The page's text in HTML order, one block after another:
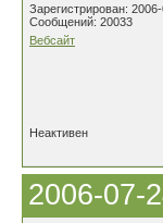
Зарегистрирован:
Сообщений: 20033
Вебсайт
Неактивен
2006-07-